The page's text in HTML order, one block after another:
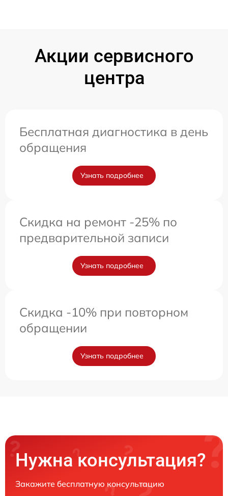
Акции сервисного
центра
Бесплатная диагностика в день
обращения
Узнать подробнее
Скидка на ремонт -25% по
предварительной записи
Узнать подробнее
Скидка -10% при повторном
обращении
Узнать подробнее
Нужна консультация?
Закажите бесплатную консультацию